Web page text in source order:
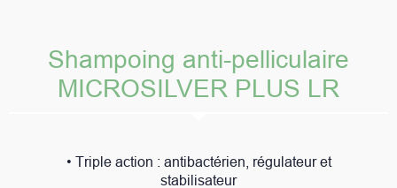
Shampoing anti-pelliculaire
MICROSILVER PLUS LR
• Triple action : antibactérien, régulateur et
stabilisateur